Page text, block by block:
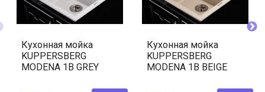
Кухонная мойка
KUPPERSBERG
MODENA 1B GREY
Кухонная мойка
KUPPERSBERG
MODENA 1B BEIGE